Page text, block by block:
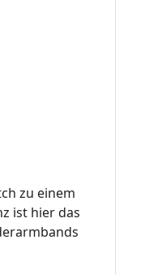
zu einem
ist hier das